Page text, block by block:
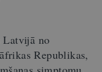
Latvijā no
Republikas,